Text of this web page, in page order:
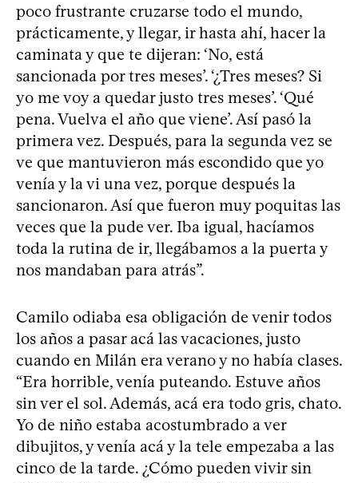
poco frustrante cruzarse todo el mundo,
prácticamente, y llegar, ir hasta ahí, hacer la
caminata y que te dijeran: ‘No, está
sancionada por tres meses’. ‘¿Tres meses? Si
yo me voy a quedar justo tres meses’. ‘Qué
pena. Vuelva el año que viene’. Así pasó la
primera vez. Después, para la segunda vez se
ve que mantuvieron más escondido que yo
venía y la vi una vez, porque después la
sancionaron. Así que fueron muy poquitas las
veces que la pude ver. Iba igual, hacíamos
toda la rutina de ir, llegábamos a la puerta y
nos mandaban para atrás”.
Camilo odiaba esa obligación de venir todos
los años a pasar acá las vacaciones, justo
cuando en Milán era verano y no había clases.
“Era horrible, venía puteando. Estuve años
sin ver el sol. Además, acá era todo gris, chato.
Yo de niño estaba acostumbrado a ver
dibujitos, y venía acá y la tele empezaba a las
cinco de la tarde. ¿Cómo pueden vivir sin